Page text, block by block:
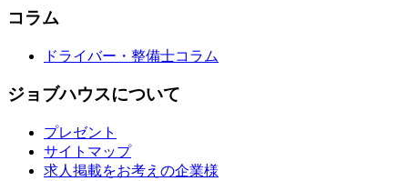
コラム
ドライバー・整備士コラム
ジョブハウスについて
プレゼント
サイトマップ
求人掲載をお考えの企業様